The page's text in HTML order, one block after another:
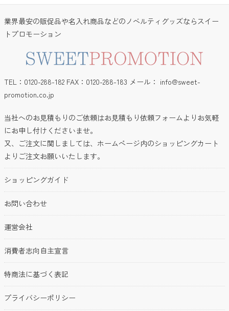
業界最安の販促品や名入れ商品などのノベルティグッズならスイー
トプロモーション
TEL：0120-288-182 FAX：0120-288-183 メール： info@sweet-
promotion.co.jp
当社へのお見積もりのご依頼はお見積もり依頼フォームよりお気軽
にお申し付けくださいませ。
又、ご注文に関しましては、ホームページ内のショッピングカート
よりご注文お願いいたします。
ショッピングガイド
お問い合わせ
運営会社
消費者志向自主宣言
特商法に基づく表記
プライバシーポリシー